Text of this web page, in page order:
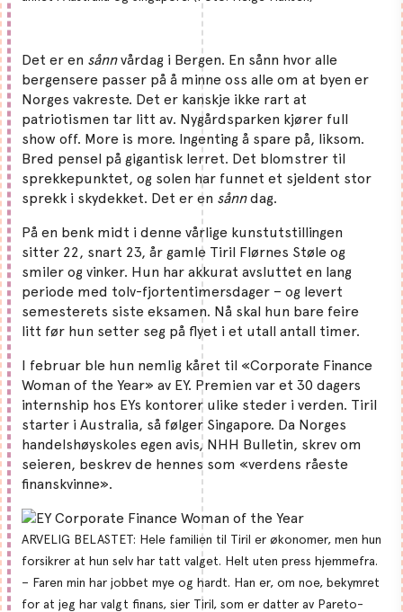
Det er en sånnvårdag i Bergen. En sånn hvor alle
bergensere passer på å minne oss alle om at byen er
Norges vakreste. Det er kanskje ikke rart at
patriotismen tar litt av. Nygårdsparken kjører full
show off. More is more. Ingenting å spare på, liksom.
Bred pensel på gigantisk lerret. Det blomstrer til
sprekkepunktet, og solen har funnet et sjeldent stor
sprekk i skydekket. Det er en sånndag.
På en benk midt i denne vårlige kunstutstillingen
sitter 22, snart 23, år gamle Tiril Flørnes Støle og
smiler og vinker. Hun har akkurat avsluttet en lang
periode med tolv-fjortentimersdager – og levert
semesterets siste eksamen. Nå skal hun bare feire
litt før hun setter seg på flyet i et utall antall timer.
I februar ble hun nemlig kåret til «Corporate Finance
Woman of the Year» av EY. Premien var et 30 dagers
internship hos EYs kontorer ulike steder i verden. Tiril
starter i Australia, så følger Singapore. Da Norges
handelshøyskoles egen avis, NHH Bulletin, skrev om
seieren, beskrev de hennes som «verdens råeste
finanskvinne».
ARVELIG BELASTET: Hele familien til Tiril er økonomer, men hun
forsikrer at hun selv har tatt valget. Helt uten press hjemmefra.
– Faren min har jobbet mye og hardt. Han er, om noe, bekymret
for at jeg har valgt finans, sier Tiril, som er datter av Pareto-